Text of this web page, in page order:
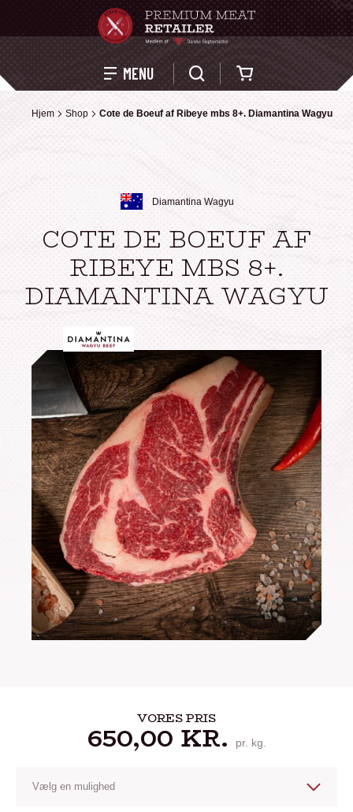
MENU
Hjem Shop Cote de Boeuf af Ribeye mbs 8+. Diamantina Wagyu
Hjem Shop Cote de Boeuf af Ribeye mbs 8+. Diamantina Wagyu
Diamantina Wagyu
COTE DE BOEUF AF
RIBEYE MBS 8+.
DIAMANTINA WAGYU
VORES PRIS
650,00 KR. pr. kg.